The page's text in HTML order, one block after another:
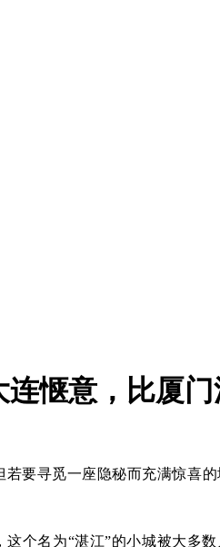
惬意，比厦
要寻觅一座隐秘而充满惊喜
个名为“湛江”的小城被大多数